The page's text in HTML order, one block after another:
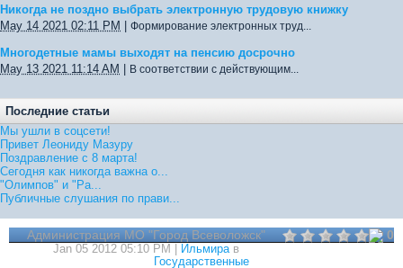
Никогда не поздно выбрать электронную трудовую книжку
May 14 2021 02:11 PM
Формирование электронных труд...
Многодетные мамы выходят на пенсию досрочно
May 13 2021 11:14 AM
В соответствии с действующим...
Последние статьи
Мы ушли в соцсети!
Привет Леониду Мазуру
Поздравление с 8 марта!
Сегодня как никогда важна о...
"Олимпов" и "Ра...
Публичные слушания по прави...
0
Администрация МО "Город Всеволожск"
Jan 05 2012 05:10 PM | Ильмирав
Государственные